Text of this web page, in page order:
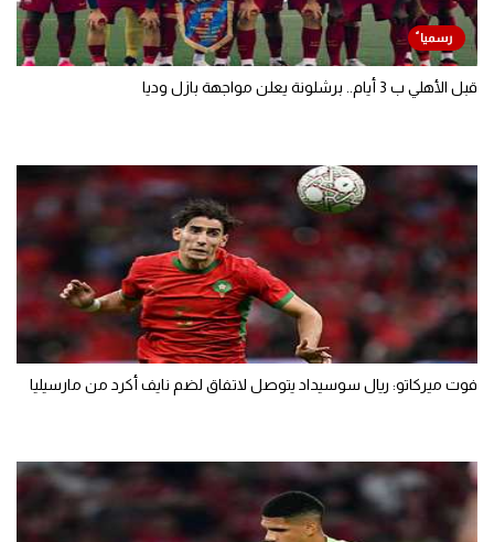
قبل الأهلي ب 3 أيام.. برشلونة يعلن مواجهة بازل وديا
فوت ميركاتو: ريال سوسيداد يتوصل لاتفاق لضم نايف أكرد من مارسيليا